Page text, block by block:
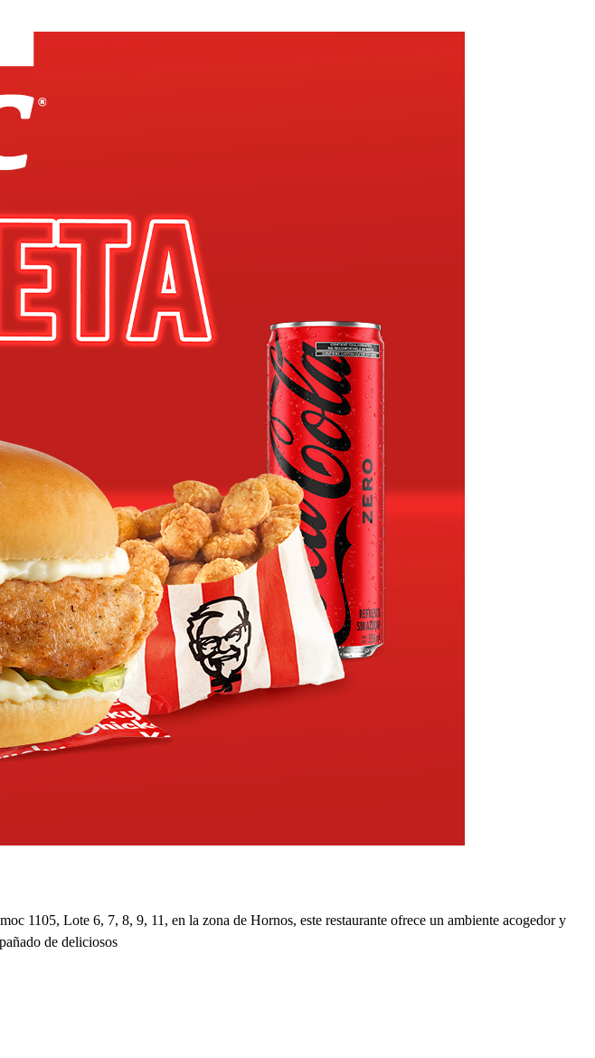
1105, Lote 6, 7, 8, 9, 11, en la zona de Hornos, este restaurante ofrece un ambiente acogedor y
de deliciosos